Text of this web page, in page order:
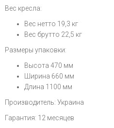
Вес кресла:
Вес нетто 19,3 кг
Вес брутто 22,5 кг
Размеры упаковки:
Высота 470 мм
Ширина 660 мм
Длина 1100 мм
Производитель: Украина
Гарантия: 12 месяцев